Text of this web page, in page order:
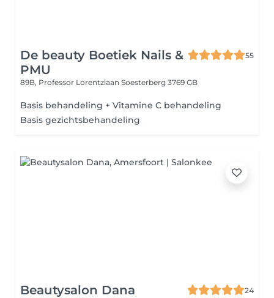
De beauty Boetiek Nails &
PMU
55
89B, Professor Lorentzlaan Soesterberg 3769 GB
Basis behandeling + Vitamine C behandeling
Basis gezichtsbehandeling
Beautysalon Dana
24